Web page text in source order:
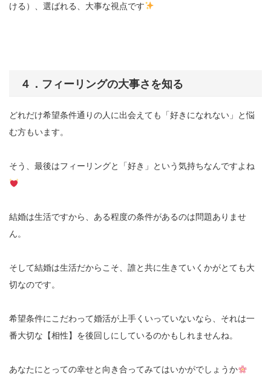
ける）、選ばれる、大事な視点です
４．フィーリングの大事さを知る
どれだけ希望条件通りの人に出会えても「好きになれない」と悩
む方もいます。
そう、最後はフィーリングと「好き」という気持ちなんですよね
結婚は生活ですから、ある程度の条件があるのは問題ありませ
ん。
そして結婚は生活だからこそ、誰と共に生きていくかがとても大
切なのです。
希望条件にこだわって婚活が上手くいっていないなら、それは一
番大切な【相性】を後回しにしているのかもしれませんね。
あなたにとっての幸せと向き合ってみてはいかがでしょうか